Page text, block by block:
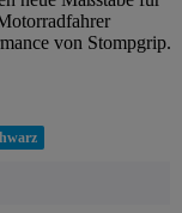
von Stompgrip.